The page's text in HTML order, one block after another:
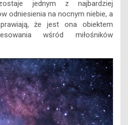
jednym z najbardziej
odniesienia na nocnym niebie, a
że jest ona obiektem
wśród miłośników